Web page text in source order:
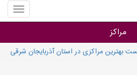
منوی
سایت
پوست
مراکز
بهترین مراکزی در استان آذربایجان شرقی